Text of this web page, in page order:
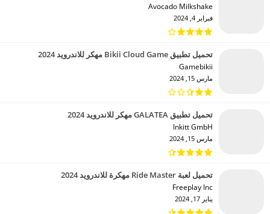
Avocado Milkshake‏
فبراير 4, 2024
تحميل تطبيق Bikii Cloud Game مهكر للاندرويد 2024
Gamebikii‏
مارس 15, 2024
تحميل تطبيق GALATEA مهكر للاندرويد 2024
Inkitt GmbH‏
مارس 15, 2024
تحميل لعبة Ride Master مهكرة للاندرويد 2024
Freeplay Inc‏
يناير 17, 2024